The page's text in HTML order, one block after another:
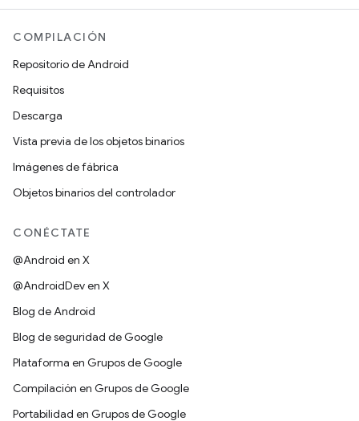
COMPILACIÓN
Repositorio de Android
Requisitos
Descarga
Vista previa de los objetos binarios
Imágenes de fábrica
Objetos binarios del controlador
CONÉCTATE
@Android en X
@AndroidDev en X
Blog de Android
Blog de seguridad de Google
Plataforma en Grupos de Google
Compilación en Grupos de Google
Portabilidad en Grupos de Google